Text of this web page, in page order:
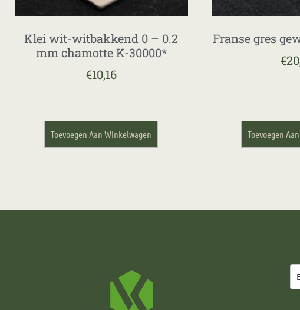
Klei wit-witbakkend 0 – 0.2
mm chamotte K-30000*
€10,16
Toevoegen Aan Winkelwagen
Franse gres
€
Toevoegen